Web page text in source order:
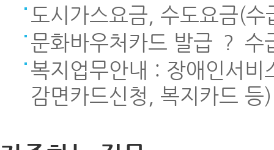
도시가스요금, 수도요금(수
문화바우처카드 발급 ？ 수
복지업무안내 : 장애인서
감면카드신청, 복지카드 등)